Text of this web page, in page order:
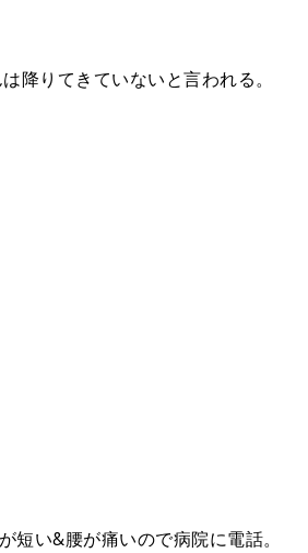
降りてきていないと言われる。
い&腰が痛いので病院に電話。